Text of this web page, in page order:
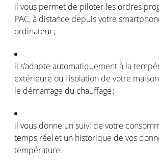
il vous permet de piloter les ordres
PAC, à distance depuisvotre
ordinateur;
il s’adapte automatiquementà la
extérieure ou l'isolation de votre maison
le démarrage du chauffage;
il vous donne unsuivi de votre
temps réelet un historique de vos
température.